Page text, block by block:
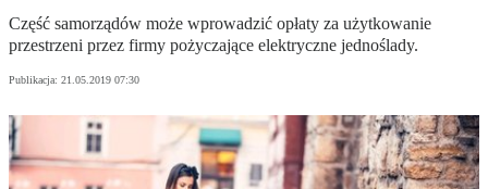
Część samorządów może wprowadzić opłaty za użytkowanie
przestrzeni przez firmy pożyczające elektryczne jednoślady.
Publikacja: 21.05.2019 07:30